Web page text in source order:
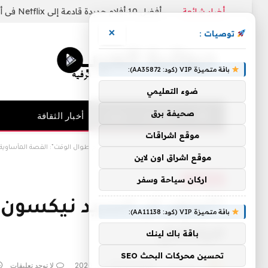
أخبار شائعة أفضل 10 أفلام جديدة قادمة إلى Netflix في أغسطس 2026
الرئيسية أخبار الثقافة
“أعتقد أن السيد نيكسون كان يعلم طوال الوقت”: القصة
أخبار الثقافة
“أعتقد أن السيد
ميتشل
بواسطة diwan4arab 26 مايو، 2026 لا توجد تعليقات
توصيات : ×
باقة متميزة VIP (كود: AA35872):
ضوء التعليمي
صحيفة برق
موقع اشراقات
موقع اشراق اون لاين
اركان سياحة وسفر
باقة متميزة VIP (كود: AA11138):
باقة باك لينك
تحسين محركات البحث SEO